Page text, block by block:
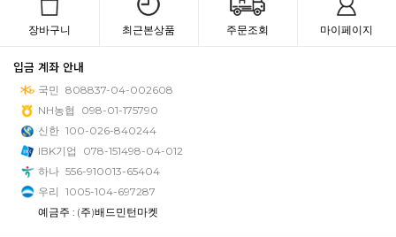
장바구니 최근본상품 주문조회 마이페이지
입금 계좌 안내
국민 808837-04-002608
NH농협
098-01-175790
신한 100-026-840244
IBK기업
078-151498-04-012
하나 556-910013-65404
우리 1005-104-697287
예금주 : (주)배드민턴마켓